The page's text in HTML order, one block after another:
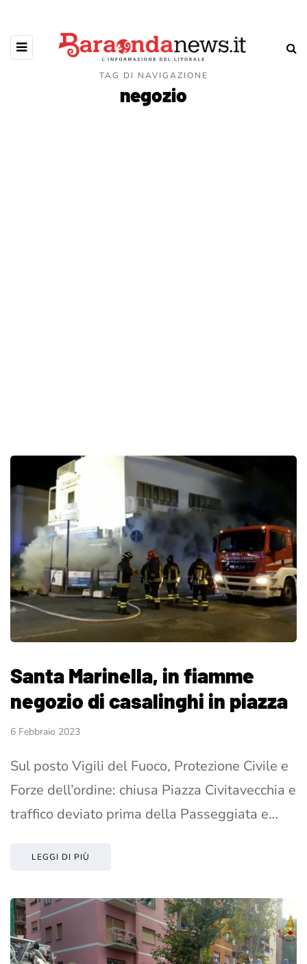
TAG DI NAVIGAZIONE
negozio
Santa Marinella, in fiamme
negozio di casalinghi in piazza
6 Febbraio 2023
Sul posto Vigili del Fuoco, Protezione Civile e
Forze dell’ordine: chiusa Piazza Civitavecchia e
traffico deviato prima della Passeggiata e…
LEGGI DI PIÙ